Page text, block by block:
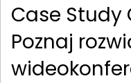
Case Study
Poznaj